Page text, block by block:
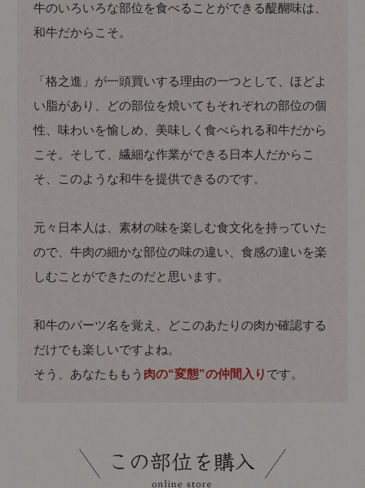
牛のいろいろな部位を食べることができる醍醐味は、
和牛だからこそ。
「格之進」が一頭買いする理由の一つとして、ほどよ
い脂があり、どの部位を焼いてもそれぞれの部位の個
性、味わいを愉しめ、美味しく食べられる和牛だから
こそ。そして、繊細な作業ができる日本人だからこ
そ、このような和牛を提供できるのです。
元々日本人は、素材の味を楽しむ食文化を持っていた
ので、牛肉の細かな部位の味の違い、食感の違いを楽
しむことができたのだと思います。
和牛のパーツ名を覚え、どこのあたりの肉か確認する
だけでも楽しいですよね。
そう、あなたももう 肉の“変態”の仲間入り です。